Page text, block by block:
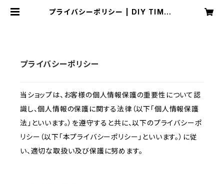
プライバシーポリシー | DIY TIMES
プライバシーポリシー
当ショップは、お客様の個人情報保護の重要性について認
識し、個人情報の保護に関する法律（以下「個人情報保護
法」といいます。）を遵守すると共に、以下のプライバシーポ
リシー（以下「本プライバシーポリシー」といいます。）に従
い、適切な取扱い及び保護に努めます。